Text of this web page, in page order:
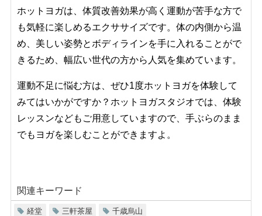
ホットヨガは、体質改善効果が高く運動が苦手な方で
も気軽に楽しめるエクササイズです。体の内側から温
め、美しい姿勢とボディラインを手に入れることがで
きるため、幅広い世代の方から人気を集めています。
運動不足に悩む方は、ぜひ1度ホットヨガを体験して
みてはいかがですか？ホットヨガスタジオでは、体験
レッスンなどもご用意していますので、手ぶらのまま
でもヨガを楽しむことができますよ。
関連キーワード
経堂 三軒茶屋 千歳烏山